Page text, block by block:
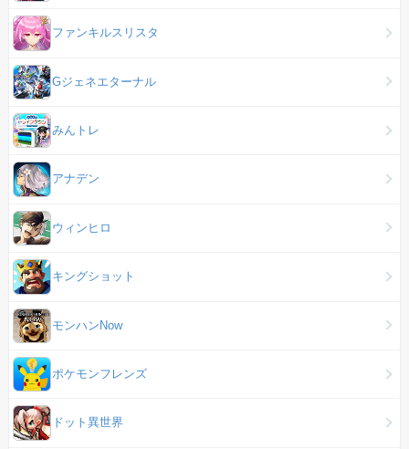
ファンキルスリスタ
Gジェネエターナル
みんトレ
アナデン
ウィンヒロ
キングショット
モンハンNow
ポケモンフレンズ
ドット異世界